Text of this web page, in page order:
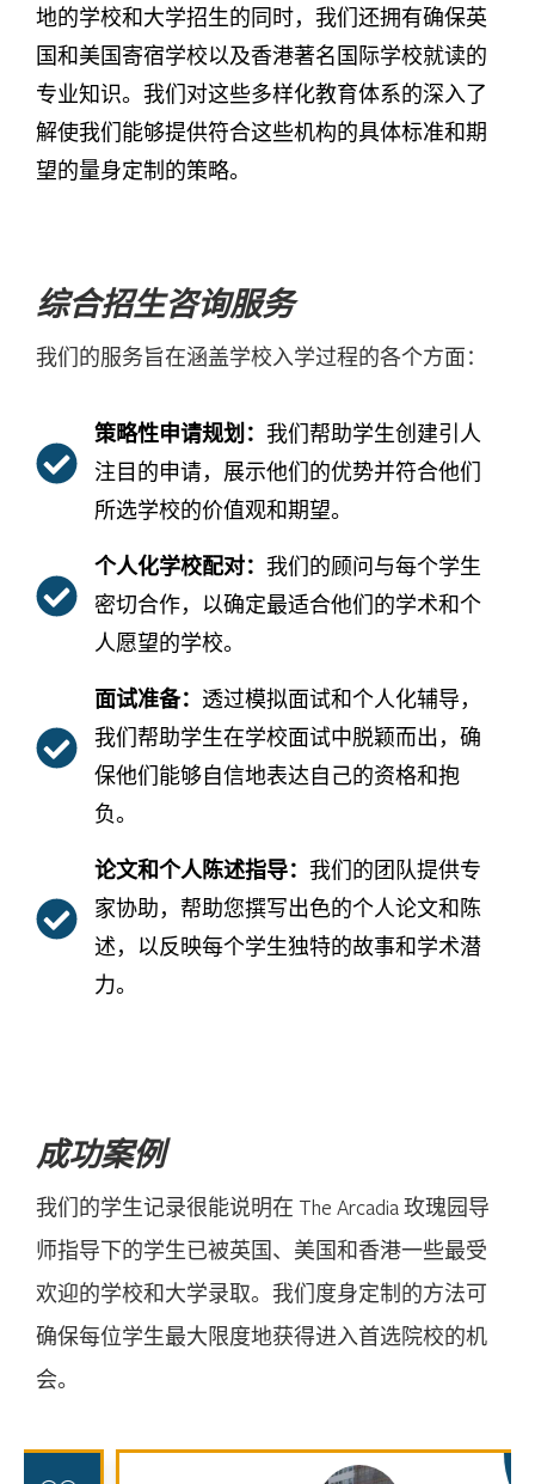
地的学校和大学招生的同时，我们还拥有确保英
国和美国寄宿学校以及香港著名国际学校就读的
专业知识。我们对这些多样化教育体系的深入了
解使我们能够提供符合这些机构的具体标准和期
望的量身定制的策略。
综合招生咨询服务
我们的服务旨在涵盖学校入学过程的各个方面：
策略性申请规划： 我们帮助学生创建引人
注目的申请，展示他们的优势并符合他们
所选学校的价值观和期望。
个人化学校配对： 我们的顾问与每个学生
密切合作，以确定最适合他们的学术和个
人愿望的学校。
面试准备： 透过模拟面试和个人化辅导，
我们帮助学生在学校面试中脱颖而出，确
保他们能够自信地表达自己的资格和抱
负。
论文和个人陈述指导： 我们的团队提供专
家协助，帮助您撰写出色的个人论文和陈
述，以反映每个学生独特的故事和学术潜
力。
成功案例
我们的学生记录很能说明在 The Arcadia 玫瑰园导
师指导下的学生已被英国、美国和香港一些最受
欢迎的学校和大学录取。我们度身定制的方法可
确保每位学生最大限度地获得进入首选院校的机
会。